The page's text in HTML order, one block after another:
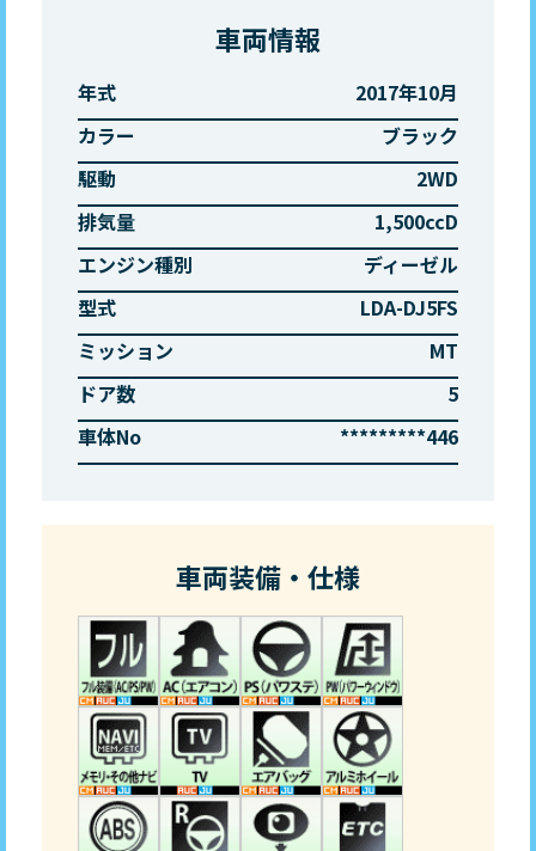
車両情報
年式
2017年10月
カラー
ブラック
駆動
2WD
排気量
1,500ccD
エンジン種別
ディーゼル
型式
LDA-DJ5FS
ミッション
MT
ドア数
5
車体No
*********446
車両装備・仕様